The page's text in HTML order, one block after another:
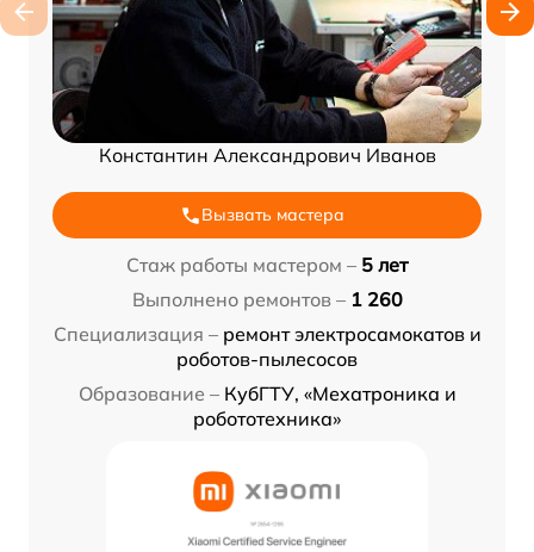
Константин Александрович Иванов
Вызвать мастера
Стаж работы мастером – 5 лет
Выполнено ремонтов – 1 260
Специализация – ремонт электросамокатов и
роботов-пылесосов
Образование – КубГТУ, «Мехатроника и
робототехника»